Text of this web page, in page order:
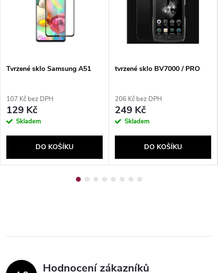
Tvrzené sklo Samsung A51
107 Kč bez DPH
129 Kč
Skladem
DO KOŠÍKU
tvrzené sklo BV7000 / PRO
206 Kč bez DPH
249 Kč
Skladem
DO KOŠÍKU
Hodnocení zákazníků